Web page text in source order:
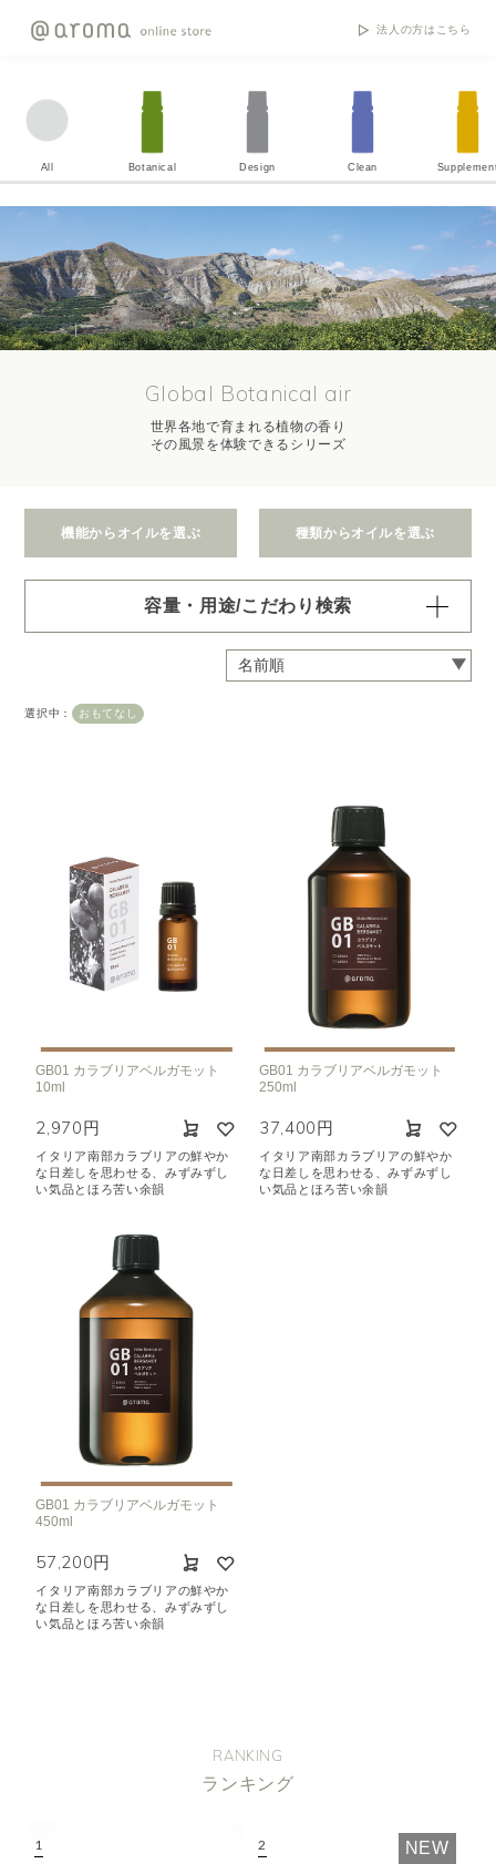
法人の方はこちら
All Botanical Design Clean
Global Botanical air
世界各地で育まれる植物の香り
その風景を体験できるシリーズ
機能からオイルを選ぶ 種類からオイルを選ぶ
容量・用途/こだわり検索
用途・機能・種類 の項目ごとに選択肢からひとつずつ選
択できます。選択するたびに絞り込まれていき、項目内で
・絞込み条件を変更したいときは「クリア」で一度すべてリ
大容量オイル250/450ml
ブランチ・スティック専用オイル
機能で絞り込む
リラックス
眠り
ビューティ マインドフルネス
種類で絞り込む ※一つお選びください
ラベンダー
ユーカリ
ヒノキ 和
選択中： おもてなし
GB01 カラブリアベルガモット
10ml
2,970円
イタリア南部カラブリアの鮮やか
な日差しを思わせる、みずみずし
い気品とほろ苦い余韻
GB01 カラブリアベルガモット
250ml
37,400円
イタリア南部カラブリアの鮮やか
な日差しを思わせる、みずみずし
い気品とほろ苦い余韻
GB01 カラブリアベルガモット
450ml
57,200円
イタリア南部カラブリアの鮮やか
な日差しを思わせる、みずみずし
い気品とほろ苦い余韻
RANKING
ランキング
NEW